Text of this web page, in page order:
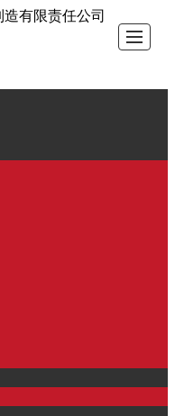
有限责任公司
才 系